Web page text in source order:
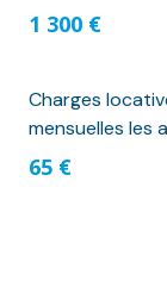
1 300 €
Charges
mensuelles les
65 €